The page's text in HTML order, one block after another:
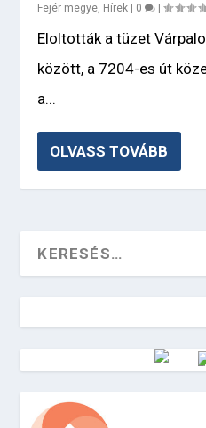
Fejér megye Hírek | 0 |
Eloltották a tüzet
között, a 7204-es út
a...
OLVASS TOVÁBB